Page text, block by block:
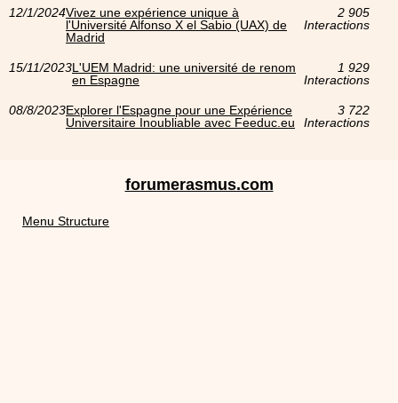
12/1/2024Vivez une expérience unique à
l'Université Alfonso X el Sabio (UAX) de
Madrid
2 905
Interactions
15/11/2023L'UEM Madrid: une université de renom
en Espagne
1 929
Interactions
08/8/2023Explorer l'Espagne pour une Expérience
Universitaire Inoubliable avec Feeduc.eu
3 722
Interactions
forumerasmus.com
Menu Structure